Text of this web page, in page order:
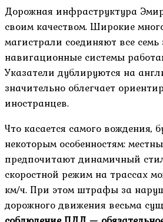
Дорожная инфраструктура
своим качеством. Широкие
магистрали соединяют все
навигационные системы
Указатели дублируются на
значительно облегчает
иностранцев.
Что касается самого вождения,
некоторым особенностям:
предпочитают динамичный
скоростной режим на трассах
км/ч. При этом штрафы за
дорожного движения весьма